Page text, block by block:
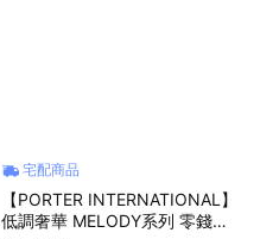
宅配商品
【PORTER INTERNATIONAL】
低調奢華 MELODY系列 零錢包